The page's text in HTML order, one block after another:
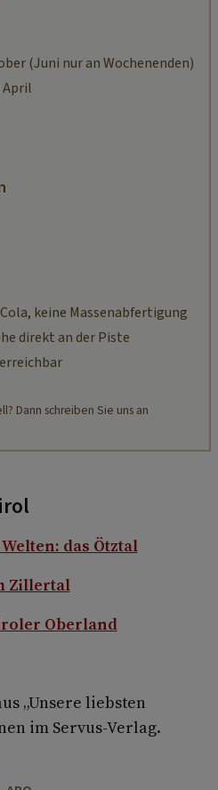
(Juni nur an Wochenenden)
keine Massenabfertigung
direkt an der Piste
Dann schreiben Sie uns an
das Ötztal
Zillertal
Oberland
„Unsere liebsten
im Servus-Verlag.